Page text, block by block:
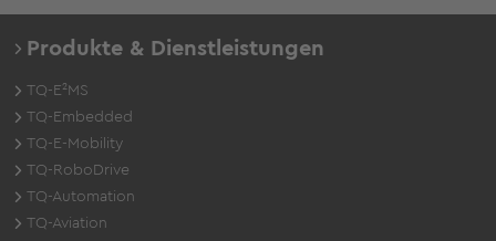
Produkte & Dienstleistungen
TQ-E²MS
TQ-Embedded
TQ-E-Mobility
TQ-RoboDrive
TQ-Automation
TQ-Aviation